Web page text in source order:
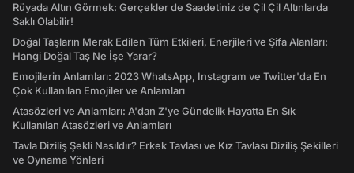
Rüyada Altın Görmek: Gerçekler de Saadetiniz de Çil Çil Altınlarda
Saklı Olabilir!
Doğal Taşların Merak Edilen Tüm Etkileri, Enerjileri ve Şifa Alanları:
Hangi Doğal Taş Ne İşe Yarar?
Emojilerin Anlamları: 2023 WhatsApp, Instagram ve Twitter'da En
Çok Kullanılan Emojiler ve Anlamları
Atasözleri ve Anlamları: A'dan Z'ye Gündelik Hayatta En Sık
Kullanılan Atasözleri ve Anlamları
Tavla Diziliş Şekli Nasıldır? Erkek Tavlası ve Kız Tavlası Diziliş Şekilleri
ve Oynama Yönleri